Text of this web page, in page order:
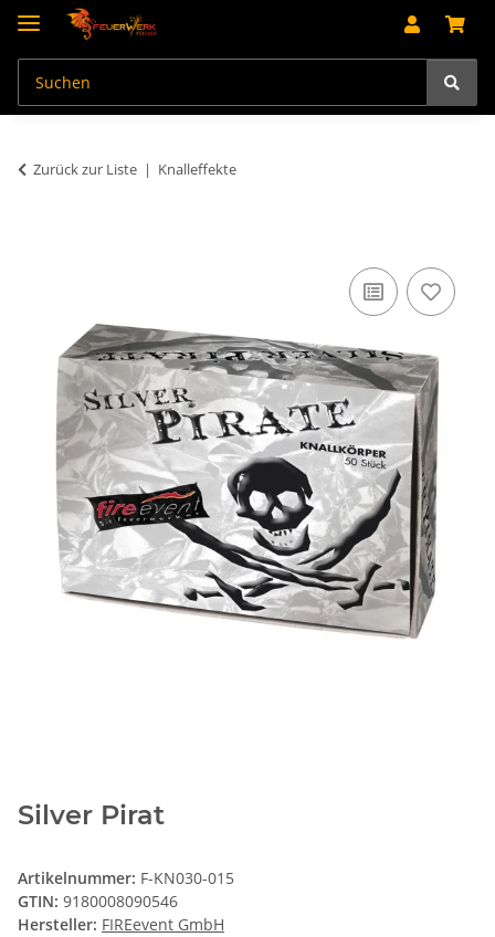
Zurück zur Liste Knalleffekte
Silver Pirat
Artikelnummer: F-KN030-015
GTIN: 9180008090546
Hersteller: FIREevent GmbH